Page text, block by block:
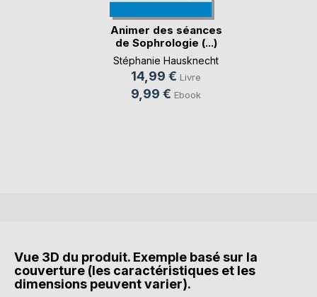
Animer des séances
de Sophrologie (...)
Stéphanie Hausknecht
14,99 € Livre
9,99 € Ebook
Vue 3D du produit. Exemple basé sur la
couverture (les caractéristiques et les
dimensions peuvent varier).